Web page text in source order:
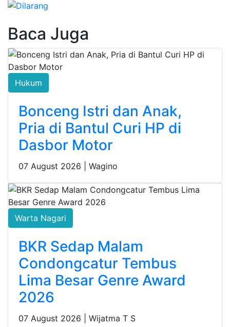
Baca Juga
Hukum
Bonceng Istri dan Anak,
Pria di Bantul Curi HP di
Dasbor Motor
07 August 2026 | Wagino
Warta Nagari
BKR Sedap Malam
Condongcatur Tembus
Lima Besar Genre Award
2026
07 August 2026 | Wijatma T S